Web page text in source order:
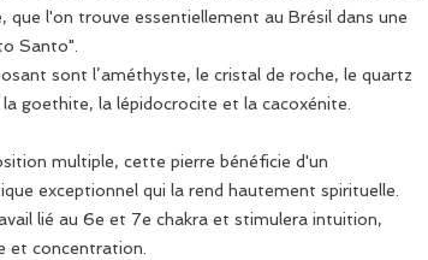
que l'on trouve essentiellement au Brésil dans une
Santo".
sont l’améthyste, le cristal de roche, le quartz
goethite, la lépidocrocite et la cacoxénite.
multiple, cette pierre bénéficie d'un
exceptionnel qui la rend hautement spirituelle.
lié au 6e et 7e chakra et stimulera intuition,
et concentration.